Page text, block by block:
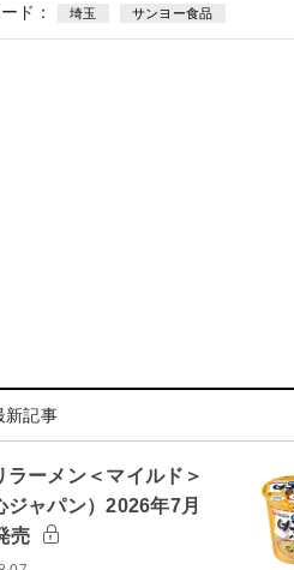
ド： 埼玉 サンヨー食品
新記事
ラーメン＜マイルド＞
ジャパン）2026年7月
売